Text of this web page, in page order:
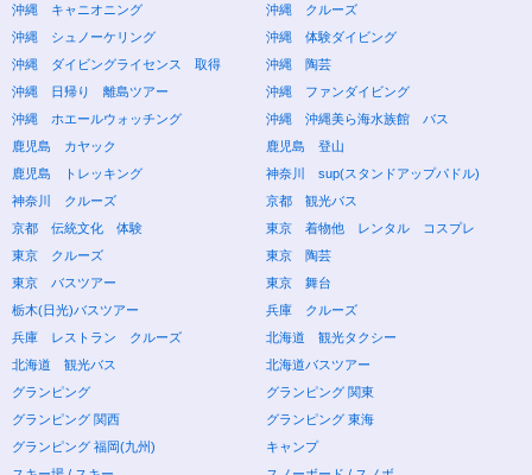
沖縄 キャニオニング
沖縄 クルーズ
沖縄 シュノーケリング
沖縄 体験ダイビング
沖縄 ダイビングライセンス 取得
沖縄 陶芸
沖縄 日帰り 離島ツアー
沖縄 ファンダイビング
沖縄 ホエールウォッチング
沖縄 沖縄美ら海水族館 バス
鹿児島 カヤック
鹿児島 登山
鹿児島 トレッキング
神奈川 sup(スタンドアップパドル)
神奈川 クルーズ
京都 観光バス
京都 伝統文化 体験
東京 着物他 レンタル コスプレ
東京 クルーズ
東京 陶芸
東京 バスツアー
東京 舞台
栃木(日光)バスツアー
兵庫 クルーズ
兵庫 レストラン クルーズ
北海道 観光タクシー
北海道 観光バス
北海道バスツアー
グランピング
グランピング 関東
グランピング 関西
グランピング 東海
グランピング 福岡(九州)
キャンプ